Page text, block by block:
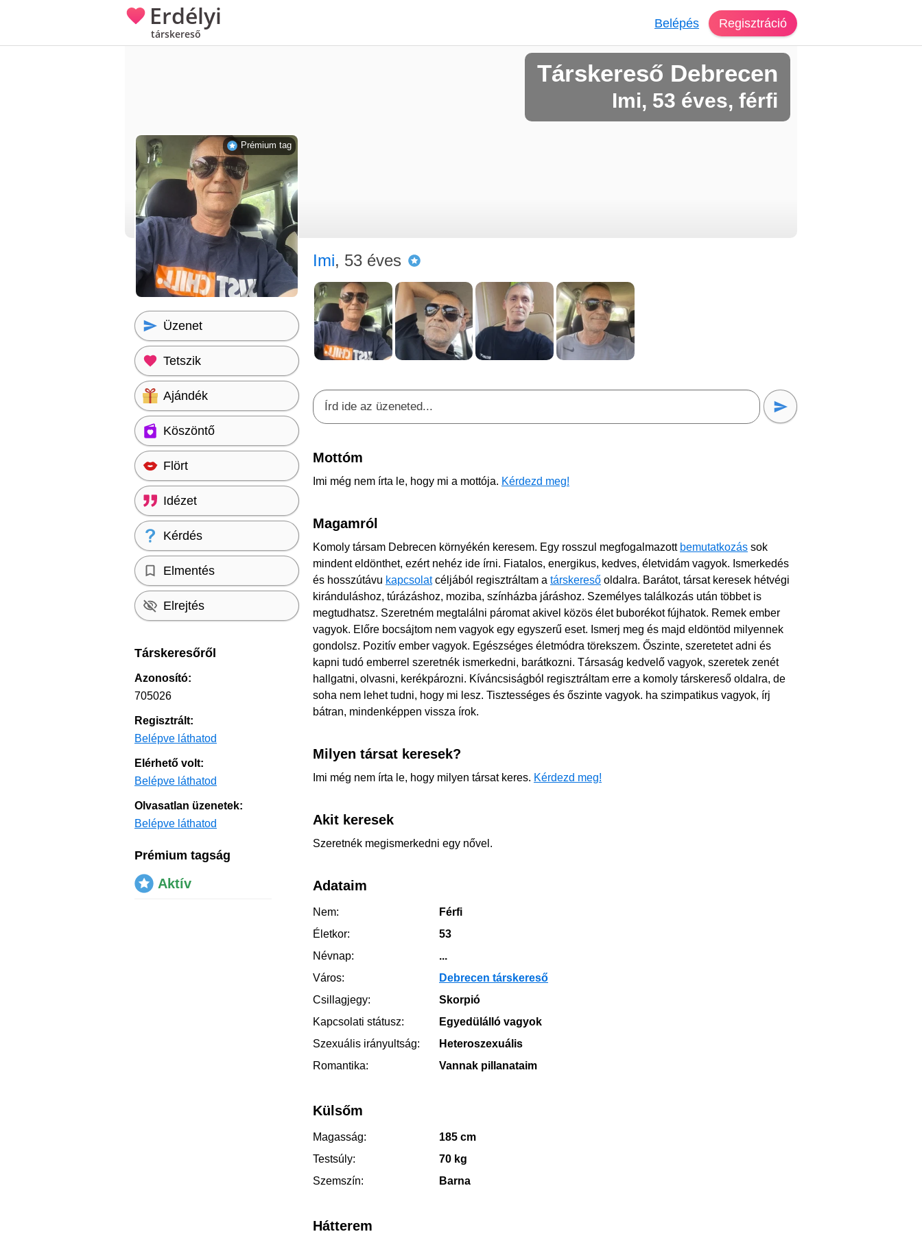
Erdélyi
társkereső
Belépés Regisztráció
Társkereső Debrecen
Imi, 53 éves, férfi
Imi, 53 éves
Mottóm
Imi még nem írta le, hogy mi a mottója. Kérdezd meg!
Magamról
Komoly társam Debrecen környékén keresem. Egy rosszul megfogalmazott bemutatkozás sok
mindent eldönthet, ezért nehéz ide írni. Fiatalos, energikus, kedves, életvidám vagyok. Ismerkedés
és hosszútávu kapcsolatcéljából regisztráltam a társkereső oldalra. Barátot, társat keresek hétvégi
kiránduláshoz, túrázáshoz, moziba, színházba járáshoz. Személyes találkozás után többet is
megtudhatsz. Szeretném megtalálni páromat akivel közös élet buborékot fújhatok. Remek ember
vagyok. Előre bocsájtom nem vagyok egy egyszerű eset. Ismerj meg és majd eldöntöd milyennek
gondolsz. Pozitív ember vagyok. Egészséges életmódra törekszem. Őszinte, szeretetet adni és
kapni tudó emberrel szeretnék ismerkedni, barátkozni. Társaság kedvelő vagyok, szeretek zenét
hallgatni, olvasni, kerékpározni. Kíváncsiságból regisztráltam erre a komoly társkereső oldalra, de
soha nem lehet tudni, hogy mi lesz. Tisztességes és őszinte vagyok. ha szimpatikus vagyok, írj
bátran, mindenképpen vissza írok.
Milyen társat keresek?
Imi még nem írta le, hogy milyen társat keres. Kérdezd meg!
Akit keresek
Szeretnék megismerkedni egy nővel.
Adataim
Nem:
Férfi
Életkor:
53
Névnap:
...
Város:
Debrecen társkereső
Csillagjegy:
Skorpió
Kapcsolati státusz:
Egyedülálló vagyok
Szexuális irányultság:
Heteroszexuális
Romantika:
Vannak pillanataim
Külsőm
Magasság:
185 cm
Testsúly:
70 kg
Szemszín:
Barna
Hátterem
Prémium tag
Üzenet
Tetszik
Ajándék
Köszöntő
Flört
Idézet
Kérdés
Elmentés
Elrejtés
Társkeresőről
Azonosító:
705026
Regisztrált:
Belépve láthatod
Elérhető volt:
Belépve láthatod
Olvasatlan üzenetek:
Belépve láthatod
Prémium tagság
Aktív